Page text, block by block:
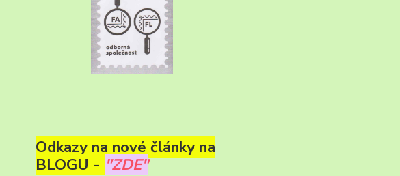
Odkazy na nové články na
BLOGU - "ZDE"